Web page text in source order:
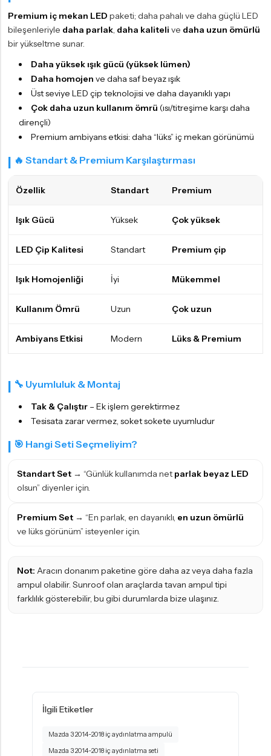
Premium iç mekan LED paketi; daha pahalı ve daha güçlü LED
bileşenleriyle daha parlak, daha kaliteli ve daha uzun ömürlü
bir yükseltme sunar.
Daha yüksek ışık gücü (yüksek lümen)
Daha homojen ve daha saf beyaz ışık
Üst seviye LED çip teknolojisi ve daha dayanıklı yapı
Çok daha uzun kullanım ömrü (ısı/titreşime karşı daha
dirençli)
Premium ambiyans etkisi: daha “lüks” iç mekan görünümü
🔥 Standart & Premium Karşılaştırması
Özellik Standart Premium
Işık Gücü Yüksek Çok yüksek
LED Çip Kalitesi Standart Premium çip
Işık Homojenliği İyi Mükemmel
Kullanım Ömrü Uzun Çok uzun
Ambiyans Etkisi Modern Lüks & Premium
🔧 Uyumluluk & Montaj
Tak & Çalıştır – Ek işlem gerektirmez
Tesisata zarar vermez, soket sokete uyumludur
🎯 Hangi Seti Seçmeliyim?
Standart Set → “Günlük kullanımda net parlak beyaz LED
olsun” diyenler için.
Premium Set → “En parlak, en dayanıklı, en uzun ömürlü
ve lüks görünüm” isteyenler için.
Not: Aracın donanım paketine göre daha az veya daha fazla
ampul olabilir. Sunroof olan araçlarda tavan ampul tipi
farklılık gösterebilir, bu gibi durumlarda bize ulaşınız.
İlgili Etiketler
Mazda 3 2014-2018 iç aydınlatma ampulü
Mazda 3 2014-2018 iç aydınlatma seti